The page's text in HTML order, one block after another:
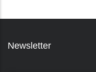
Newsletter